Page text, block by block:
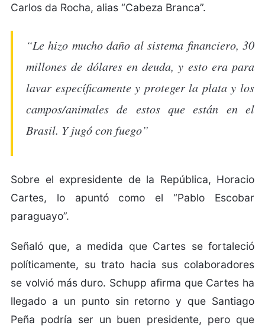
Carlos da Rocha, alias “Cabeza Branca”.
“Le hizo mucho daño al sistema financiero, 30
millones de dólares en deuda, y esto era para
lavar específicamente y proteger la plata y los
campos/animales de estos que están en el
Brasil. Y jugó con fuego”
Sobre el expresidente de la República, Horacio
Cartes, lo apuntó como el “Pablo Escobar
paraguayo”.
Señaló que, a medida que Cartes se fortaleció
políticamente, su trato hacia sus colaboradores
se volvió más duro. Schupp afirma que Cartes ha
llegado a un punto sin retorno y que Santiago
Peña podría ser un buen presidente, pero que